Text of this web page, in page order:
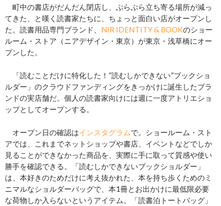
町中の書店がだんだん閉店し、ぶらぶら立ち寄る場所が減っ
てきた、と嘆く読書家たちに、ちょっと面白い店がオープンし
た。読書用品専門ブランド、 NIR IDENTITY & BOOKのショー
ルーム・ストア（ニアデザイン・東京）が東京・浅草橋にオー
プンした。
「読むことだけに特化した！”読むしかできない”ブックショ
ルダー」のクラウドファンディングをきっかけに誕生したブラ
ンドの実店舗だ。個人の読書家向けには週に一度アトリエショ
ップとしてオープンする。
オープン日の確認はイ ンスタグラムで。ショールーム・スト
アでは、これまでネットショップや書店、イベントなどでしか
見ることができなかった商品を、実際に手に取って質感や使い
勝手を確認できる。「読むしかできないブックショルダー」
は、本好きのためだけに考え抜かれた、本を持ち歩くためのミ
ニマルなショルダーバッグで、本1冊とお出かけに最低限必要
な荷物しか入らないというアイテム。「読書泊トートバッグ」